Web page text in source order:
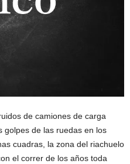
de camiones de carga
golpes de las ruedas en los
cuadras, la zona del riachuelo
el correr de los años toda